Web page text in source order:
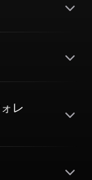
レ